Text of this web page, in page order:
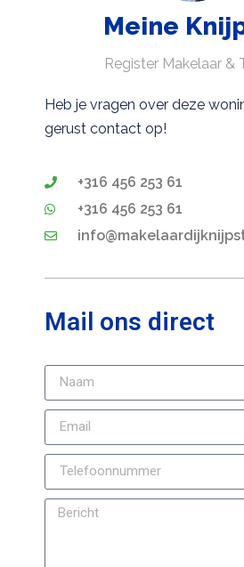
Meine
Register Makelaar &
Heb je vragen over deze
gerust contact op!
+316 456 253 61
+316 456 253 61
Mail ons direct